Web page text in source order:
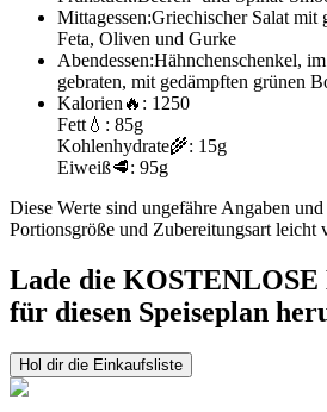
Mittagessen:Griechischer Salat mit
Feta, Oliven und Gurke
Abendessen:Hähnchenschenkel,
gebraten, mit gedämpften grünen
Kalorien 🔥: 1250
Fett 💧: 85g
Kohlenhydrate🌾: 15g
Eiweiß🥩: 95g
Diese Werte sind ungefähre Angaben
Portionsgröße und Zubereitungsart leicht
Lade die KOSTENLOSE
für diesen Speiseplan
Hol dir die Einkaufsliste